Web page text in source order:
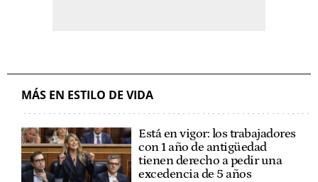
MÁS EN ESTILO DE VIDA
Está en vigor: los trabajadores
con 1 año de antigüedad
tienen derecho a pedir una
excedencia de 5 años